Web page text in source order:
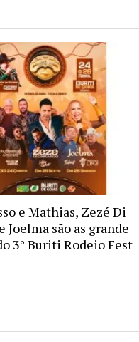
e Mathias, Zezé Di
Joelma são as grande
3° Buriti Rodeio Fest